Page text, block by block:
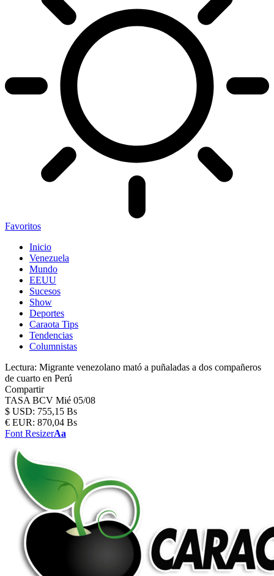
Favoritos
Inicio
Venezuela
Mundo
EEUU
Sucesos
Show
Deportes
Caraota Tips
Tendencias
Columnistas
Lectura: Migrante venezolano mató a puñaladas a dos compañeros
de cuarto en Perú
Compartir
TASA BCV Mié 05/08
$ USD: 755,15 Bs
€ EUR: 870,04 Bs
Font ResizerAa